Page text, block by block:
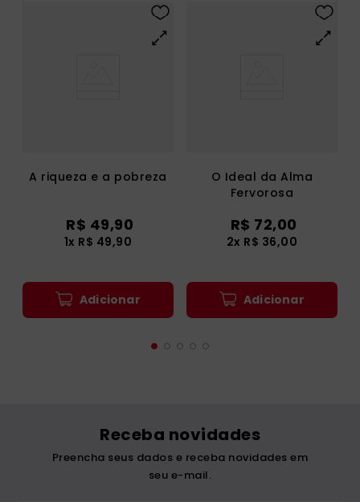
A riqueza e a pobreza
R$ 49,90
1x R$ 49,90
Adicionar
O Ideal da Alma
Fervorosa
R$ 72,00
2x R$ 36,00
Adicionar
Receba novidades
Preencha seus dados e receba novidades em
seu e-mail.